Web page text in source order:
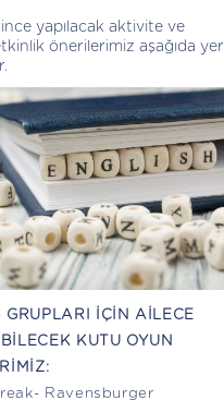
yapılacak aktivite ve
önerilerimiz aşağıda yer
GRUPLARI İÇİN AİLECE
KUTU OYUN
Ravensburger